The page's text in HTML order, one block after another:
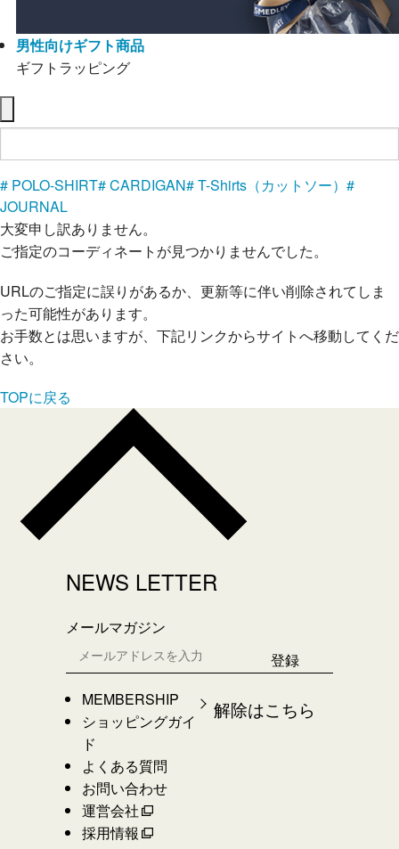
男性向けギフト商品
ギフトラッピング
# POLO-SHIRT# CARDIGAN# T-Shirts（カットソー） #
JOURNAL
大変申し訳ありません。
ご指定のコーディネートが見つかりませんでした。
URLのご指定に誤りがあるか、更新等に伴い削除されてしま
った可能性があります。
お手数とは思いますが、下記リンクからサイトへ移動してくだ
さい。
TOPに戻る
NEWS LETTER
メールマガジン
解除はこちら
MEMBERSHIP
ショッピングガイ
ド
よくある質問
お問い合わせ
運営会社
採用情報